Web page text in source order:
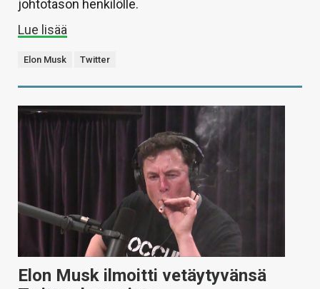
johtotason henkilölle.
Lue lisää
Elon Musk Twitter
Elon Musk ilmoitti vetäytyvänsä